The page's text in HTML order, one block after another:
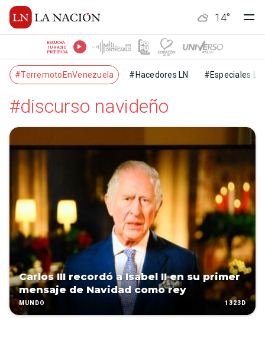
14°
ESCUCHÁ
TU RADIO
PREFERIDA
#TerremotoEnVenezuela #Hacedores LN #Especiales LN
#discurso navideño
Carlos III recordó a Isabel II en su primer
mensaje de Navidad como rey
MUNDO 1323D